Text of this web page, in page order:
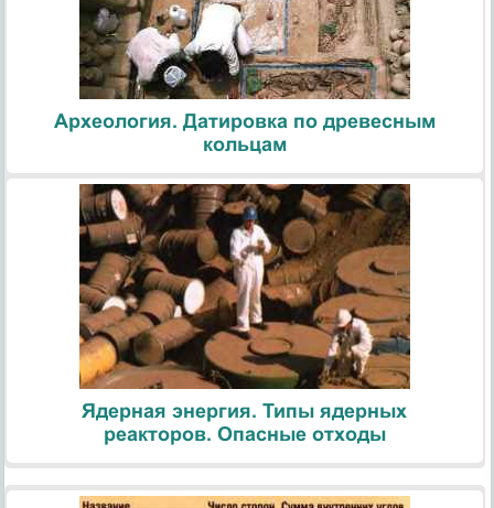
Археология. Датировка по древесным
кольцам
Ядерная энергия. Типы ядерных
реакторов. Опасные отходы